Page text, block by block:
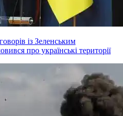
із Зеленським
про українські території